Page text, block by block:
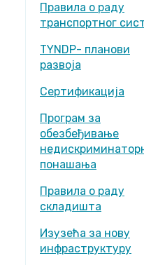
Правила о раду
транспортног
TYNDP- планови
развоја
Сертификација
Програм за
обезбеђивање
понашања
Правила о раду
складишта
Изузећа за нову
инфраструктуру